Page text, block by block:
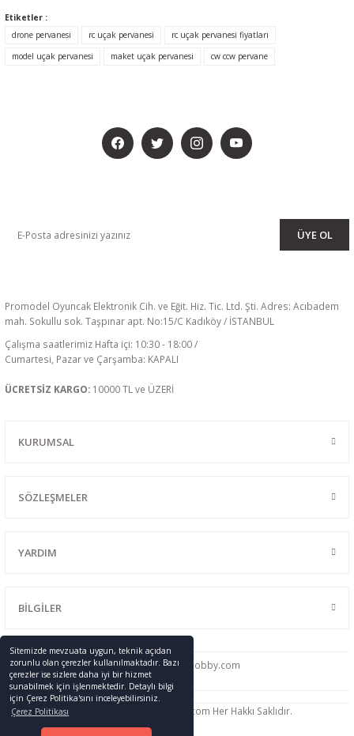
Sitemizde mevzuata uygun, teknik açıdan
zorunlu olan çerezler kullanılmaktadır. Bazı
çerezler ise sizlere daha iyi bir hizmet
sunabilmek için işlenmektedir. Detaylı bilgi
için Çerez Politika'sını inceleyebilirsiniz.
Çerez Politikası
Etiketler :
drone pervanesi
rc uçak pervanesi
rc uçak pervanesi fiyatları
model uçak pervanesi
maket uçak pervanesi cw ccw pervane
ÜYE OL
Promodel Oyuncak Elektronik Cih. ve Eğit. Hiz. Tic. Ltd. Şti. Adres: Acıbadem
mah. Sokullu sok. Taşpınar apt. No:15/C Kadıköy / İSTANBUL
Çalışma saatlerimiz Hafta içi: 10:30 - 18:00 /
Cumartesi, Pazar ve Çarşamba: KAPALI
ÜCRETSİZ KARGO: 10000 TL ve ÜZERİ
KURUMSAL
SÖZLEŞMELER
YARDIM
BİLGİLER
0216 428 46 91 info@promodelhobby.com
Telif Hakkı © 2005-2023 promodelhobby.com Her Hakkı Saklıdır.